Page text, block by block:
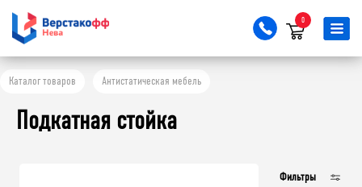
0
Каталог товаров Антистатическая мебель
Очистить фильтр
Подкатная стойка
Фильтры